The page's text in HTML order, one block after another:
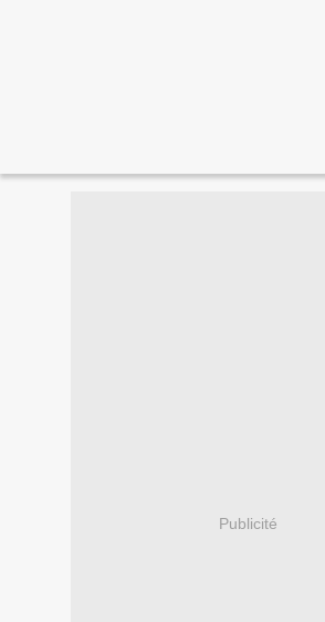
Publicité